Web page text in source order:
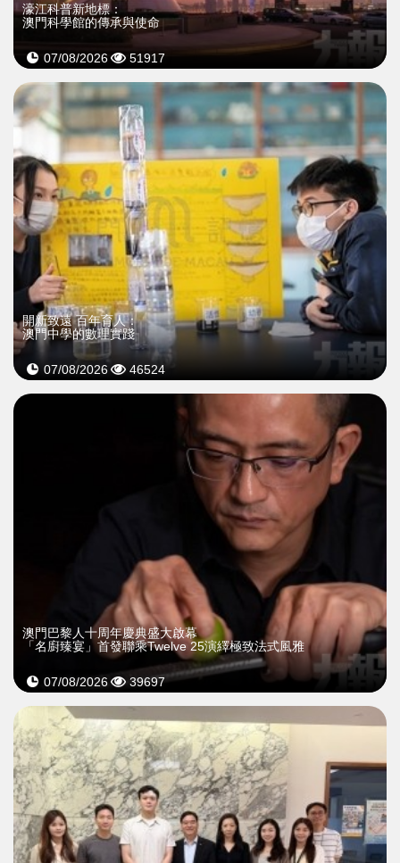
濠江科普新地標：
澳門科學館的傳承與使命
07/08/2026 51917
開新致遠 百年育人：
澳門中學的數理實踐
07/08/2026 46524
澳門巴黎人十周年慶典盛大啟幕
「名廚臻宴」首發聯乘Twelve 25演繹極致法式風雅
07/08/2026 39697